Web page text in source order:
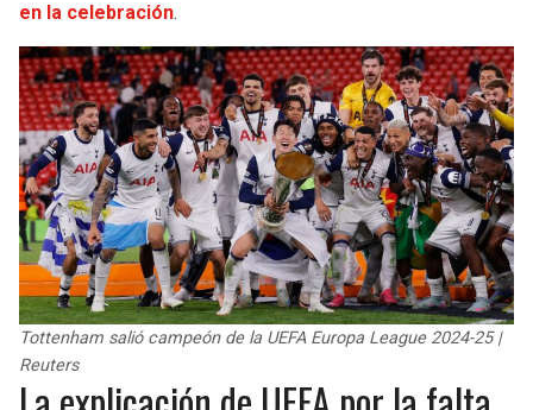
en la celebración.
Tottenham salió campeón de la UEFA Europa League 2024-25 |
Reuters